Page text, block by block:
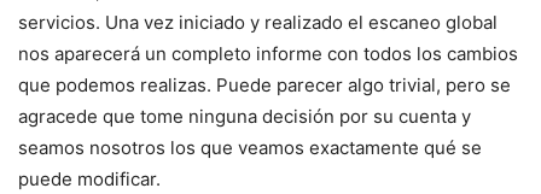
servicios. Una vez iniciado y realizado el escaneo global
nos aparecerá un completo informe con todos los cambios
que podemos realizas. Puede parecer algo trivial, pero se
agracede que tome ninguna decisión por su cuenta y
seamos nosotros los que veamos exactamente qué se
puede modificar.